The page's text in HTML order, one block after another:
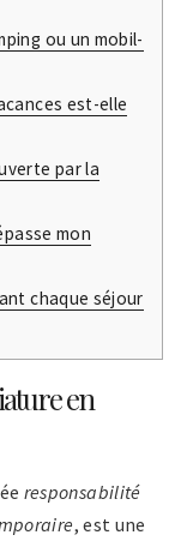
ou un mobil-
est-elle
par la
mon
chaque séjour
en
responsabilité
, est une